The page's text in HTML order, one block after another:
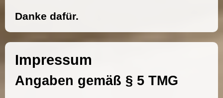
Danke dafür.
Impressum
Angaben gemäß § 5 TMG